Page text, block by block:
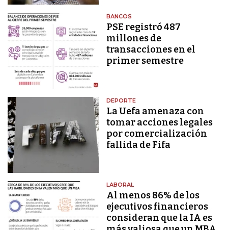
BANCOS
PSE registró 487
millones de
transacciones en el
primer semestre
DEPORTE
La Uefa amenaza con
tomar acciones legales
por comercialización
fallida de Fifa
LABORAL
Al menos 86% de los
ejecutivos financieros
consideran que la IA es